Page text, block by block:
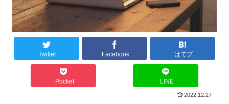
Twitter Facebook はてブ
Pocket LINE
2022.12.27